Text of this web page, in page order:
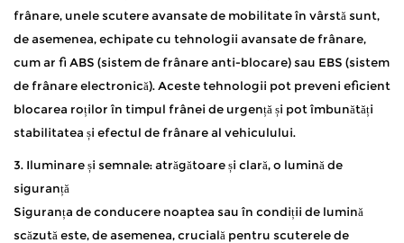
frânare, unele scutere avansate de mobilitate în vârstă sunt,
de asemenea, echipate cu tehnologii avansate de frânare,
cum ar fi ABS (sistem de frânare anti-blocare) sau EBS (sistem
de frânare electronică). Aceste tehnologii pot preveni eficient
blocarea roților în timpul frânei de urgență și pot îmbunătăți
stabilitatea și efectul de frânare al vehiculului.
3. Iluminare și semnale: atrăgătoare și clară, o lumină de
siguranță
Siguranța de conducere noaptea sau în condiții de lumină
scăzută este, de asemenea, crucială pentru scuterele de